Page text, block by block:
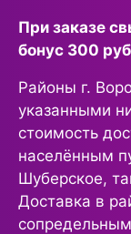
При заказе
бонус 300
Районы г.
указанными
стоимость
населённым
Шуберское,
Доставка в